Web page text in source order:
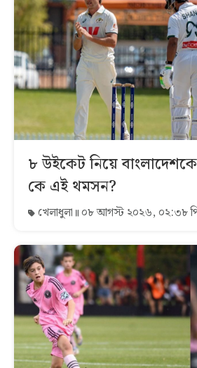
৮ উইকেট নিয়ে
কে এই থমসন?
খেলাধুলা ০৮ আগস্ট ২০২৬, ০২:৩৮